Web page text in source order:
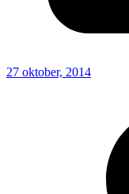
27 oktober, 2014